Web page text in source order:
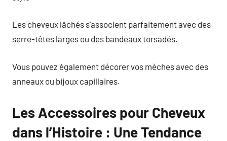
Les cheveux lâchés s’associent parfaitement avec des
serre-têtes larges ou des bandeaux torsadés.
Vous pouvez également décorer vos mèches avec des
anneaux ou bijoux capillaires.
Les Accessoires pour Cheveux
dans l’Histoire : Une Tendance